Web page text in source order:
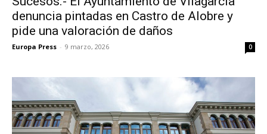
denuncia pintadas en Castro de Alobre y
pide una valoración de daños
Europa Press - 9 marzo, 2026 0